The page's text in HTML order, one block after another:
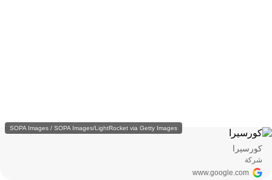
SOPA Images / SOPA Images/LightRocket via Getty Images
كورسيرا
شركة
www.google.com